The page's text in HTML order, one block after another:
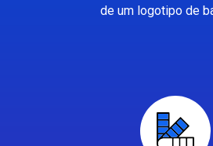
de um logotipo de